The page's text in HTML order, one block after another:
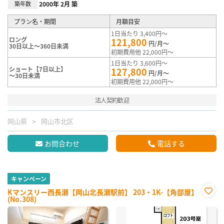
築年数 2000年 2月 築
プラン名・期間 月額目安
ロング
30日以上～360日未満
1日当たり 3,400円～
121,800 円/月～
初期費用他 22,000円～
ショート【7日以上】
～30日未満
1日当たり 3,600円～
127,800 円/月～
初期費用他 22,000円～
法人契約歓迎
岡山県 岡山市北区
お問合わせ 電話する
キャンペーン
Kマンスリー西長瀬【岡山北長瀬駅前】 203・1K-【角部屋】
(No.308)
に入